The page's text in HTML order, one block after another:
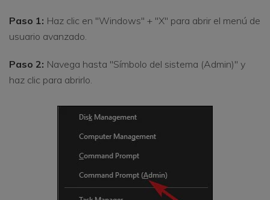
Paso 1: Haz clic en "Windows" + "X" para abrir el menú de
usuario avanzado.
Paso 2: Navega hasta "Símbolo del sistema (Admin)" y
haz clic para abrirlo.